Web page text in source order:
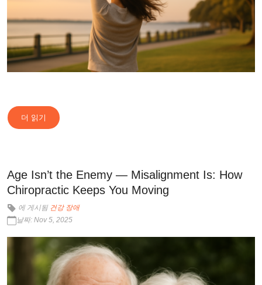
더 읽기
Age Isn’t the Enemy — Misalignment Is: How
Chiropractic Keeps You Moving
에 게시됨 건강 장애
날짜: Nov 5, 2025